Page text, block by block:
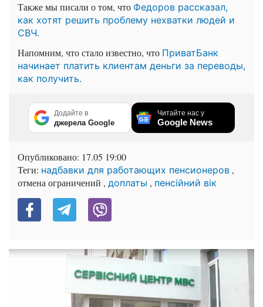
Также мы писали о том, что Федоров рассказал,
как хотят решить проблему нехватки людей и
СВЧ.
Напомним, что стало известно, что ПриватБанк
начинает платить клиентам деньги за переводы,
как получить.
Додайте в
джерела Google
Читайте нас у
Google News
Опубликовано: 17.05 19:00
Теги: надбавки для работающих пенсионеров ,
отмена ограничений , доплаты , пенсійний вік